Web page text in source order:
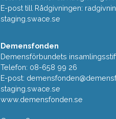
E-post till Rådgivningen:
staging.swace.se
Demensfonden
Demensförbundets
Telefon: 08-658 99 26
E-post:
staging.swace.se
www.demensfonden.se